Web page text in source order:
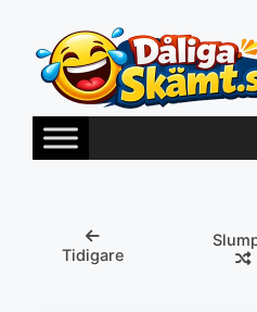
innehåll
Tidigare